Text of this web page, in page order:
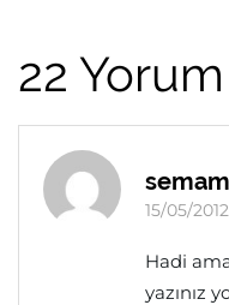
22 Yorum
15/05/2012
Hadi
yazınız